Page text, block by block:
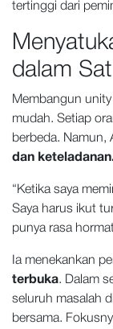
tertinggi dari
dalam
Membangun
mudah. Setiap
berbeda. Namun,
dan
“Ketika saya
Saya harus ikut
punya rasa
Ia menekankan
terbuka. Dalam
seluruh masalah
bersama.